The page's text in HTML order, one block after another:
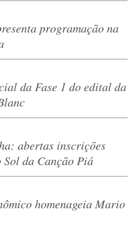
programação na
da Fase 1 do edital da
abertas inscrições
da Canção Piá
homenageia Mario